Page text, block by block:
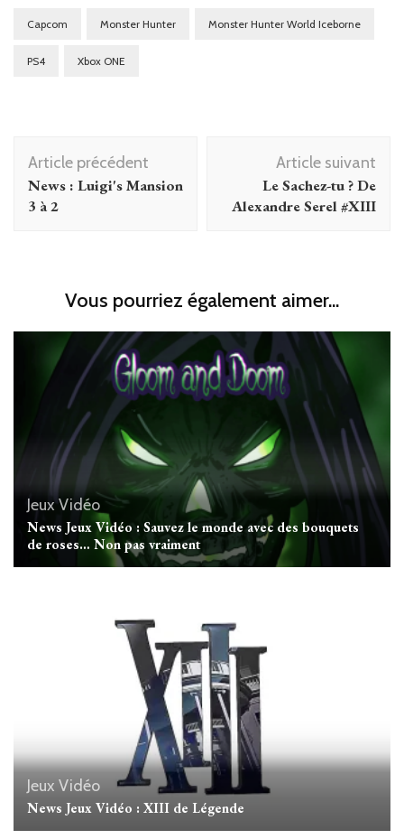
Capcom Monster Hunter Monster Hunter World Iceborne
PS4 Xbox ONE
Navigation
d'article
Article précédent
News : Luigi's Mansion
3 à 2
Article suivant
Le Sachez-tu ? De
Alexandre Serel #XIII
Vous pourriez également aimer...
Jeux Vidéo
News Jeux Vidéo : Sauvez le monde avec des bouquets
de roses… Non pas vraiment
Jeux Vidéo
News Jeux Vidéo : XIII de Légende